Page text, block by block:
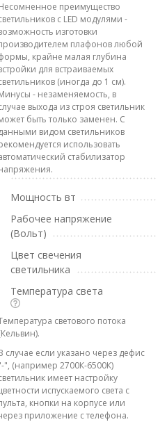
преимущество
с LED модулями -
изготовки
плафонов любой
крайне малая глубина
для встраиваемых
(иногда до 1 см).
- незаменяемость, в
выхода из строя светильник
быть только заменен. С
видом светильников
использовать
стабилизатор
Мощность вт
Рабочее напряжение
(Вольт)
Цвет свечения
светильника
Температура света
светового потока
случае если указано через дефис
", (например 2700К-6500К)
имеет настройку
испускаемого света с
кнопки на корпусе или
приложение с телефона.